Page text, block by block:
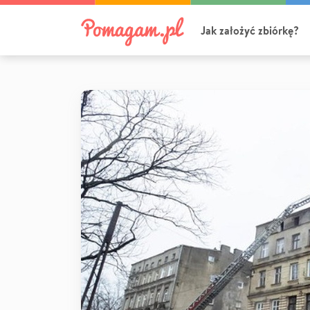
Jak założyć zbiórkę?